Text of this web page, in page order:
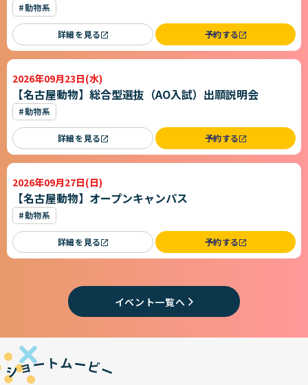
#動物系
詳細を見る 予約する
2026年09月23日(水)
【名古屋動物】総合型選抜（AO入試）出願説明会
#動物系
詳細を見る 予約する
2026年09月27日(日)
【名古屋動物】オープンキャンパス
#動物系
詳細を見る 予約する
イベント一覧へ